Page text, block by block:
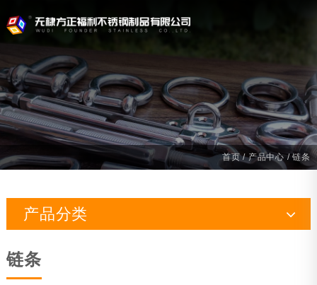
首页/产品中心 / 链条
产品分类
链条